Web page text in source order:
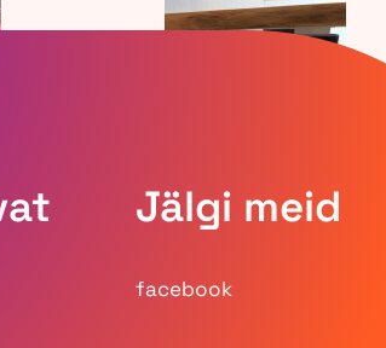
Jälgi meid
facebook